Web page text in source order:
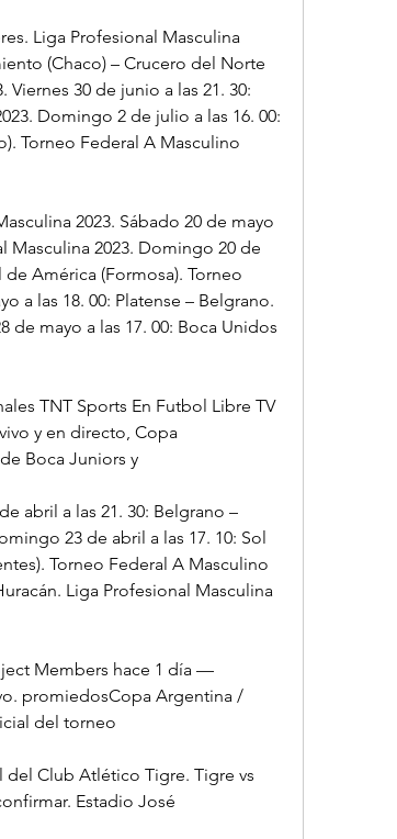
Liga Profesional Masculina
(Chaco) – Crucero del Norte
30 de junio a las 21. 30:
Domingo 2 de julio a las 16. 00:
Torneo Federal A Masculino
2023. Sábado 20 de mayo
Masculina 2023. Domingo 20 de
de América (Formosa). Torneo
a las 18. 00: Platense – Belgrano.
de mayo a las 17. 00: Boca Unidos
TNT Sports En Futbol Libre TV
y en directo, Copa
Boca Juniors y
abril a las 21. 30: Belgrano –
23 de abril a las 17. 10: Sol
Torneo Federal A Masculino
Liga Profesional Masculina
Members hace 1 día —
promiedosCopa Argentina /
del torneo
Club Atlético Tigre. Tigre vs
Estadio José